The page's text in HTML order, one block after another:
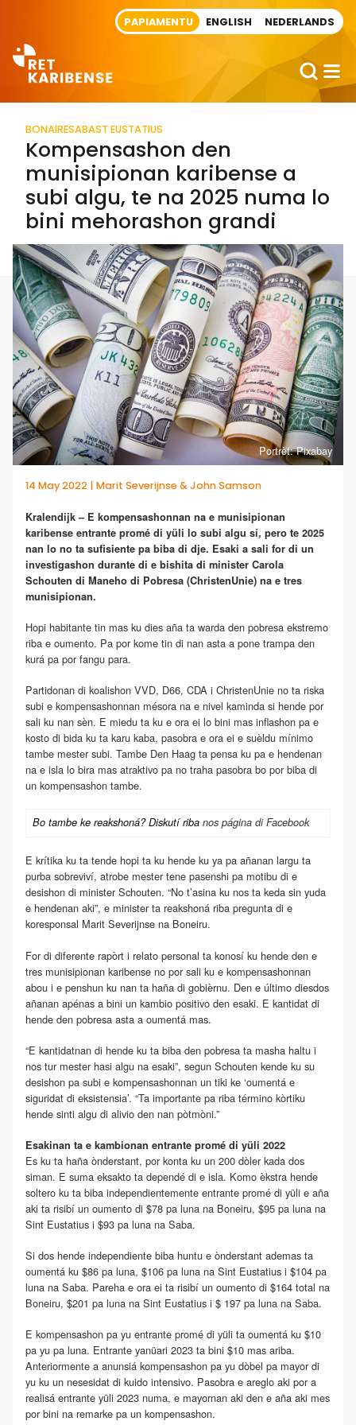
PAPIAMENTU ENGLISH NEDERLANDS
BONAIRESABAST EUSTATIUS
Kompensashon den
munisipionan karibense a
subi algu, te na 2025 numa lo
bini mehorashon grandi
Portrèt: Pixabay
14 May 2022 | Marit Severijnse & John Samson
Kralendijk – E kompensashonnan na e munisipionan
karibense entrante promé di yüli lo subi algu sí, pero te 2025
nan lo no ta sufisiente pa biba di dje. Esaki a sali for di un
investigashon durante di e bishita di minister Carola
Schouten di Maneho di Pobresa (ChristenUnie) na e tres
munisipionan.
Hopi habitante tin mas ku dies aña ta warda den pobresa ekstremo
riba e oumento. Pa por kome tin di nan asta a pone trampa den
kurá pa por fangu para.
Partidonan di koalishon VVD, D66, CDA i ChristenUnie no ta riska
subi e kompensashonnan mésora na e nivel kaminda si hende por
sali ku nan sèn. E miedu ta ku e ora ei lo bini mas inflashon pa e
kosto di bida ku ta karu kaba, pasobra e ora ei e suèldu mínimo
tambe mester subi. Tambe Den Haag ta pensa ku pa e hendenan
na e isla lo bira mas atraktivo pa no traha pasobra bo por biba di
un kompensashon tambe.
Bo tambe ke reakshoná? Diskutí riba nos página di Facebook
E krítika ku ta tende hopi ta ku hende ku ya pa añanan largu ta
purba sobreviví, atrobe mester tene pasenshi pa motibu di e
desishon di minister Schouten. “No t’asina ku nos ta keda sin yuda
e hendenan aki”, e minister ta reakshoná riba pregunta di e
koresponsal Marit Severijnse na Boneiru.
For di diferente rapòrt i relato personal ta konosí ku hende den e
tres munisipionan karibense no por sali ku e kompensashonnan
abou i e penshun ku nan ta haña di gobièrnu. Den e último diesdos
añanan apénas a bini un kambio positivo den esaki. E kantidat di
hende den pobresa asta a oumentá mas.
“E kantidatnan di hende ku ta biba den pobresa ta masha haltu i
nos tur mester hasi algu na esaki”, segun Schouten kende ku su
desishon pa subi e kompensashonnan un tiki ke ‘oumentá e
siguridat di eksistensia’. “Ta importante pa riba término kòrtiku
hende sinti algu di alivio den nan pòtmòni.”
Esakinan ta e kambionan entrante promé di yüli 2022
Es ku ta haña ònderstant, por konta ku un 200 dòler kada dos
siman. E suma eksakto ta dependé di e isla. Komo èkstra hende
soltero ku ta biba independientemente entrante promé di yüli e aña
aki ta risibí un oumento di $78 pa luna na Boneiru, $95 pa luna na
Sint Eustatius i $93 pa luna na Saba.
Si dos hende independiente biba huntu e ònderstant ademas ta
oumentá ku $86 pa luna, $106 pa luna na Sint Eustatius i $104 pa
luna na Saba. Pareha e ora ei ta risibí un oumento di $164 total na
Boneiru, $201 pa luna na Sint Eustatius i $ 197 pa luna na Saba.
E kompensashon pa yu entrante promé di yüli ta oumentá ku $10
pa yu pa luna. Entrante yanüari 2023 ta bini $10 mas ariba.
Anteriormente a anunsiá kompensashon pa yu dòbel pa mayor di
yu ku un nesesidat di kuido intensivo. Pasobra e areglo aki por a
realisá entrante yüli 2023 numa, e mayornan aki den e aña aki mes
por bini na remarke pa un kompensashon.